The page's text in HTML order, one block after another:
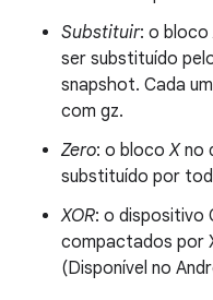
Substituir: o bloco
ser substituído
snapshot. Cada
com gz.
Zero: o blocoXno
substituído por
XOR: o dispositivo
compactados por
(Disponível no